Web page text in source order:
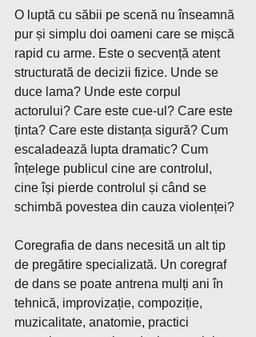
O luptă cu săbii pe scenă nu înseamnă
pur și simplu doi oameni care se mișcă
rapid cu arme. Este o secvență atent
structurată de decizii fizice. Unde se
duce lama? Unde este corpul
actorului? Care este cue-ul? Care este
ținta? Care este distanța sigură? Cum
escaladează lupta dramatic? Cum
înțelege publicul cine are controlul,
cine își pierde controlul și când se
schimbă povestea din cauza violenței?
Coregrafia de dans necesită un alt tip
de pregătire specializată. Un coregraf
de dans se poate antrena mulți ani în
tehnică, improvizație, compoziție,
muzicalitate, anatomie, practici